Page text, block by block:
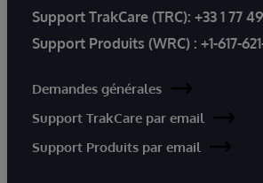
Support TrakCare (TRC): +33 1 77
Support Produits (WRC) : +1-617-
Demandes générales
Support TrakCare par email
Support Produits par email